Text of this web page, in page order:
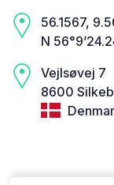
56.1567,
N
Vejlsøvej 7
8600